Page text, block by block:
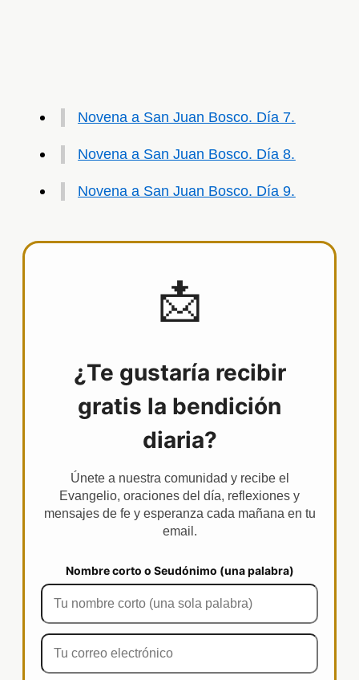
Novena a San Juan Bosco. Día 7.
Novena a San Juan Bosco. Día 8.
Novena a San Juan Bosco. Día 9.
📩
¿Te gustaría recibir
gratis la bendición
diaria?
Únete a nuestra comunidad y recibe el
Evangelio, oraciones del día, reflexiones y
mensajes de fe y esperanza cada mañana en tu
email.
Nombre corto o Seudónimo (una palabra)